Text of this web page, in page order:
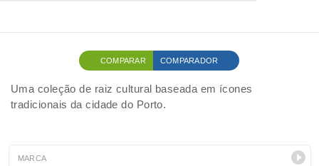
COMPARAR COMPARADOR
Uma coleção de raiz cultural baseada em ícones
tradicionais da cidade do Porto.
MARCA